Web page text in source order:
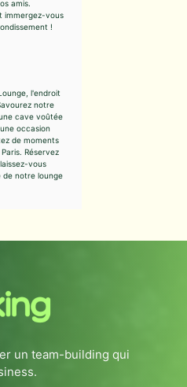
amis.
immergez-vous
!
l'endroit
notre
cave voûtée
occasion
de moments
Réservez
vous
de notre lounge
un team-building qui